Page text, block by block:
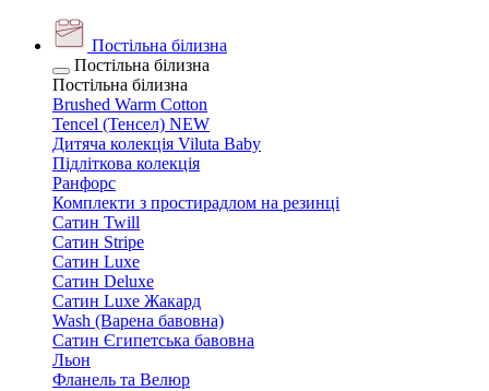
Постільна білизна
Постільна білизна
Постільна білизна
Brushed Warm Cotton
Tencel (Тенсел) NEW
Дитяча колекція Viluta Baby
Підліткова колекція
Ранфорс
Комплекти з простирадлом на резинці
Сатин Twill
Сатин Stripe
Сатин Luxe
Сатин Deluxe
Сатин Luxe Жакард
Wash (Варена бавовна)
Сатин Єгипетська бавовна
Льон
Фланель та Велюр